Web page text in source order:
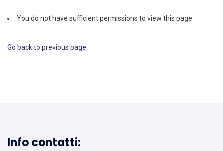
You do not have sufficient permissions to view this page
Go back to previous page
Info contatti: